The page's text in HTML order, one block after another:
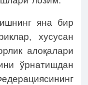
яна бир
хусусан
алоқалари
ўрнатишдан